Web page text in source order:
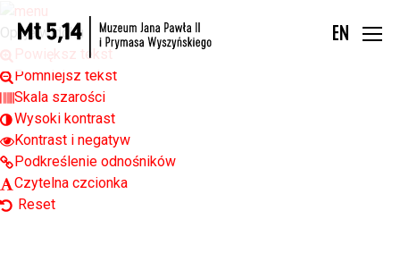
Open toolbar
Opcje widoku
Powiększ tekst
Pomniejsz tekst
Skala szarości
Wysoki kontrast
Kontrast i negatyw
Podkreślenie odnośników
Czytelna czcionka
Reset
EN